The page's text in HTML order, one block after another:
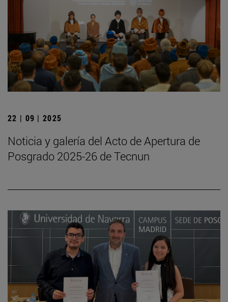
22 | 09 | 2025
Noticia y galería del Acto de Apertura de
Posgrado 2025-26 de Tecnun